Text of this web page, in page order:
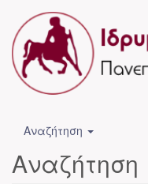
Αναζήτηση
Αναζήτηση